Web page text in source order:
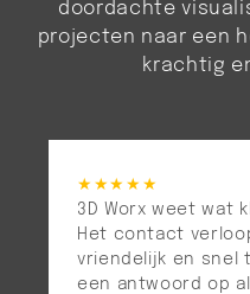
doordachte
projecten naar een
krachtig
★★★★★
3D Worx weet wat
Het contact
vriendelijk en snel
een antwoord op